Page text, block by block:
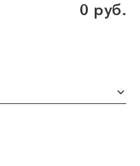
0 руб.